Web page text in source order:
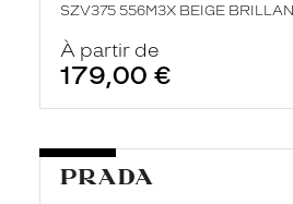
SZV375 556M3X BEIGE BRILLAN
À partir de
179,00 €